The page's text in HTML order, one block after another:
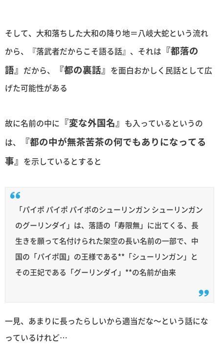
そして、大和落ちした大和の降り地＝八岐大蛇という流れ
から、『落武者だからこそ語る話』、それは 『都落の
語』 だから、 『都の裏話』 を面白おかしく民話として広
げた可能性がある
故に名前の中に 『変な外国名』 も入っているというの
は、
『都の中が無茶苦茶の何でもありになってる
事』 を示しているとすると
「パイポ パイポ パイポのシューリンガン シューリンガン
のグーリンダイ」は、落語の「寿限無」に出てくる、長
生きを願って名付けられた架空の長い名前の一部で、中
国の「パイポ国」の王様である**「シューリンガン」と
その王妃である「グーリンダイ」**の名前が由来
一見、あまりに長ったらしいから適当だな〜という話にな
っているけれど…